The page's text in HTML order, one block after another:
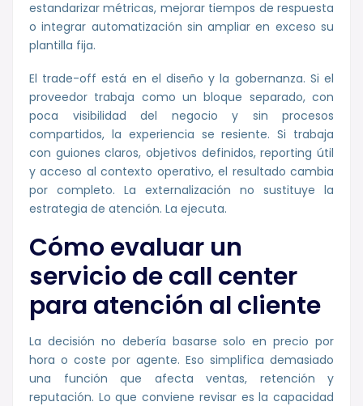
estandarizar métricas, mejorar tiempos de respuesta
o integrar automatización sin ampliar en exceso su
plantilla fija.
El trade-off está en el diseño y la gobernanza. Si el
proveedor trabaja como un bloque separado, con
poca visibilidad del negocio y sin procesos
compartidos, la experiencia se resiente. Si trabaja
con guiones claros, objetivos definidos, reporting útil
y acceso al contexto operativo, el resultado cambia
por completo. La externalización no sustituye la
estrategia de atención. La ejecuta.
Cómo evaluar un
servicio de call center
para atención al cliente
La decisión no debería basarse solo en precio por
hora o coste por agente. Eso simplifica demasiado
una función que afecta ventas, retención y
reputación. Lo que conviene revisar es la capacidad